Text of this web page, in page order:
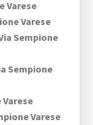
Varese
Varese
Sempione
Sempione
Varese
Varese